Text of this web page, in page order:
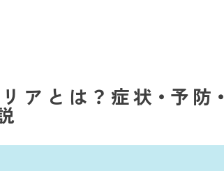
アとは？症状・予防・